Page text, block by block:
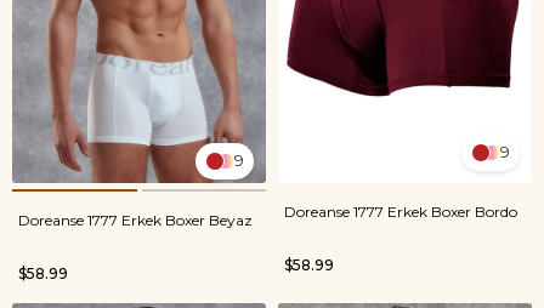
9
Doreanse 1777 Erkek Boxer Beyaz
$58.99
9
Doreanse 1777 Erkek Boxer Bordo
$58.99